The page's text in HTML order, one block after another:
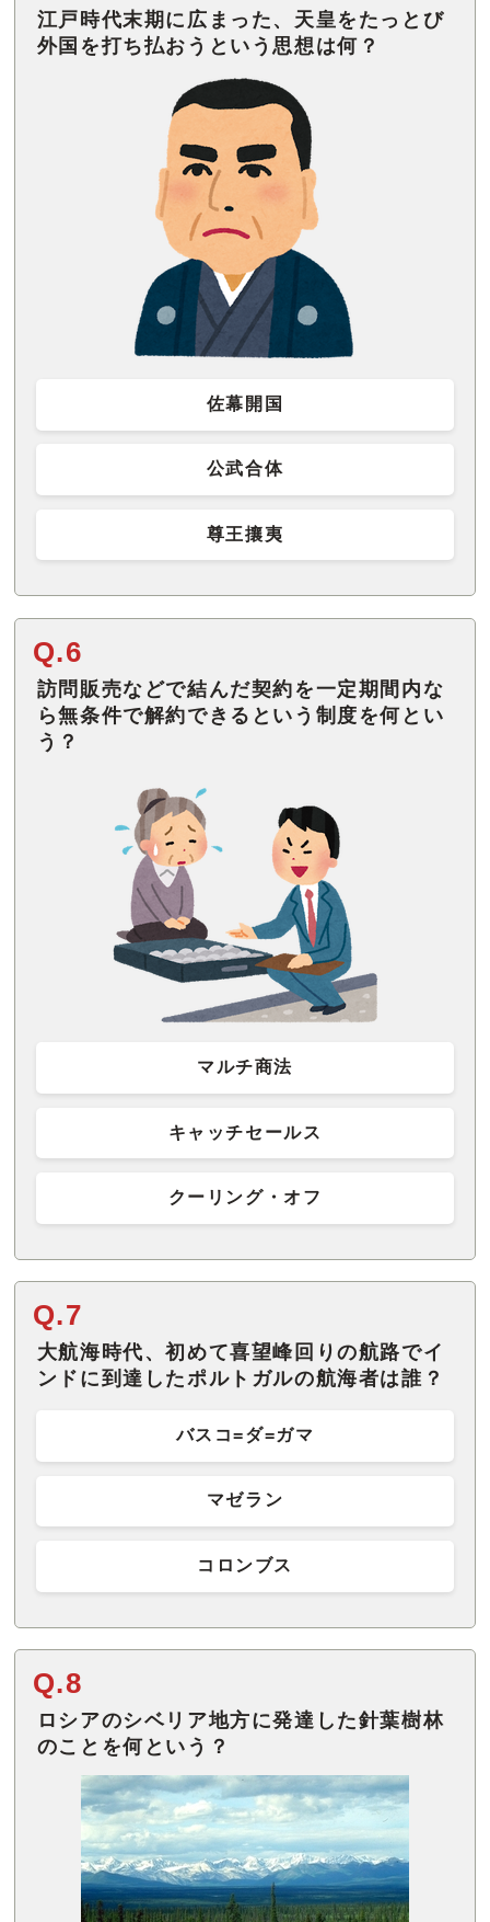
江戸時代末期に広まった、天皇をたっとび
外国を打ち払おうという思想は何？
佐幕開国
公武合体
尊王攘夷
Q.6
訪問販売などで結んだ契約を一定期間内な
ら無条件で解約できるという制度を何とい
う？
マルチ商法
キャッチセールス
クーリング・オフ
Q.7
大航海時代、初めて喜望峰回りの航路でイ
ンドに到達したポルトガルの航海者は誰？
バスコ=ダ=ガマ
マゼラン
コロンブス
Q.8
ロシアのシベリア地方に発達した針葉樹林
のことを何という？